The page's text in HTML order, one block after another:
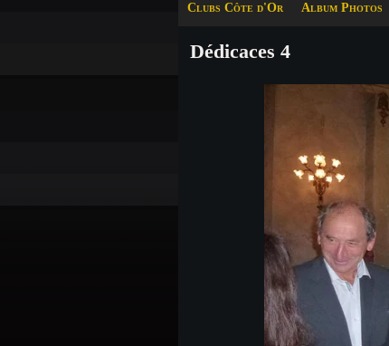
Clubs Côte d'Or Album Photos
Dédicaces 4